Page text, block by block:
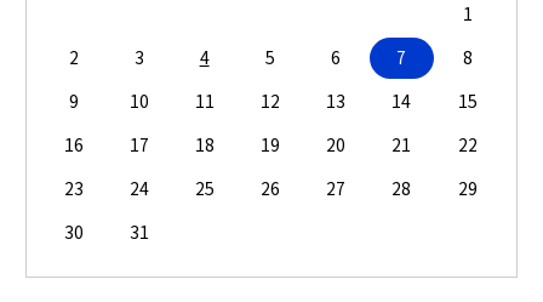
1
2
3 4 5 6 7
8
9
10 11 12 13 14
15
16
17 18 19 20 21
22
23
24 25 26 27 28
29
30
31